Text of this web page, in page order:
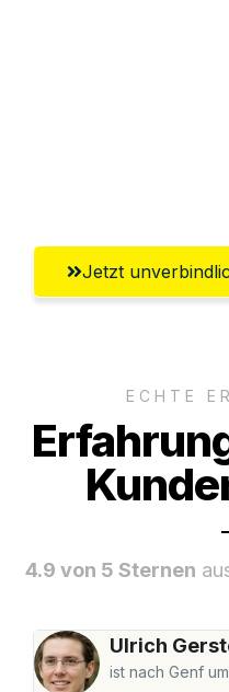
Jetzt
ECHTE
4.9 von 5 Sternen
Ulrich
ist nach Genf